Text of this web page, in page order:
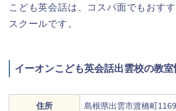
こども英会話は、コスパ面でもおす
スクールです。
イーオンこども英会話出雲校の教室
住所 島根県出雲市渡橋町